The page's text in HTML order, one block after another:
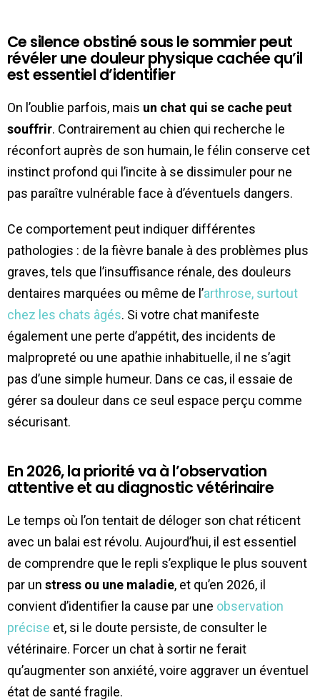
Ce silence obstiné sous le sommier peut
révéler une douleur physique cachée qu’il
est essentiel d’identifier
On l’oublie parfois, mais un chat qui se cache peut
souffrir. Contrairement au chien qui recherche le
réconfort auprès de son humain, le félin conserve cet
instinct profond qui l’incite à se dissimuler pour ne
pas paraître vulnérable face à d’éventuels dangers.
Ce comportement peut indiquer différentes
pathologies : de la fièvre banale à des problèmes plus
graves, tels que l’insuffisance rénale, des douleurs
dentaires marquées ou même de l’arthrose, surtout
chez les chats âgés. Si votre chat manifeste
également une perte d’appétit, des incidents de
malpropreté ou une apathie inhabituelle, il ne s’agit
pas d’une simple humeur. Dans ce cas, il essaie de
gérer sa douleur dans ce seul espace perçu comme
sécurisant.
En 2026, la priorité va à l’observation
attentive et au diagnostic vétérinaire
Le temps où l’on tentait de déloger son chat réticent
avec un balai est révolu. Aujourd’hui, il est essentiel
de comprendre que le repli s’explique le plus souvent
par un stress ou une maladie, et qu’en 2026, il
convient d’identifier la cause par une observation
précise et, si le doute persiste, de consulter le
vétérinaire. Forcer un chat à sortir ne ferait
qu’augmenter son anxiété, voire aggraver un éventuel
état de santé fragile.